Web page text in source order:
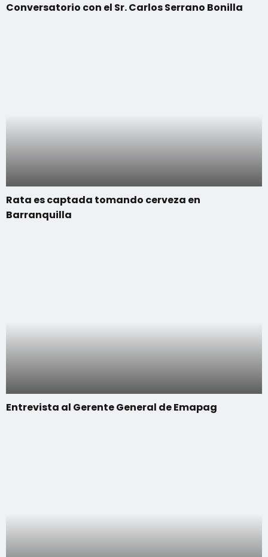
Conversatorio con el Sr. Carlos Serrano Bonilla
Rata es captada tomando cerveza en
Barranquilla
Entrevista al Gerente General de Emapag